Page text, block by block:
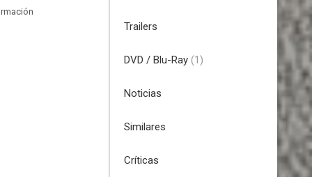
Trailers
DVD / Blu-Ray (1)
Noticias
Similares
Críticas